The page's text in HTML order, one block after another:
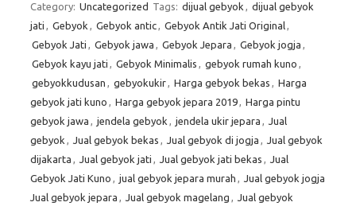
Category: Uncategorized Tags: dijual gebyok , dijual gebyok
jati , Gebyok , Gebyok antic, Gebyok Antik Jati Original,
Gebyok Jati , Gebyok jawa , Gebyok Jepara , Gebyok jogja ,
Gebyok kayu jati , Gebyok Minimalis , gebyok rumah kuno ,
gebyokkudusan , gebyokukir, Harga gebyok bekas , Harga
gebyok jati kuno , Harga gebyok jepara 2019, Harga pintu
gebyok jawa , jendela gebyok , jendela ukir jepara , Jual
gebyok , Jual gebyok bekas , Jual gebyok di jogja , Jual gebyok
dijakarta , Jual gebyok jati , Jual gebyok jati bekas , Jual
Gebyok Jati Kuno , jual gebyok jepara murah , Jual gebyok jogja
Jual gebyok jepara , Jual gebyok magelang , Jual gebyok